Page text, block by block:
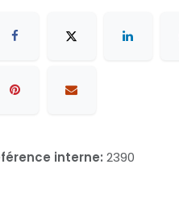
interne: 2390